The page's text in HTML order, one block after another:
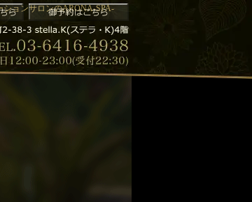
ョンサロンのARONA-SPA-